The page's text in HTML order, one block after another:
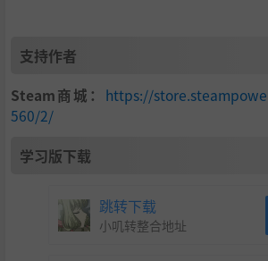
支持作者
Steam商城： https://
560/2/
学习版下载
跳转下载
小叽转整合地址